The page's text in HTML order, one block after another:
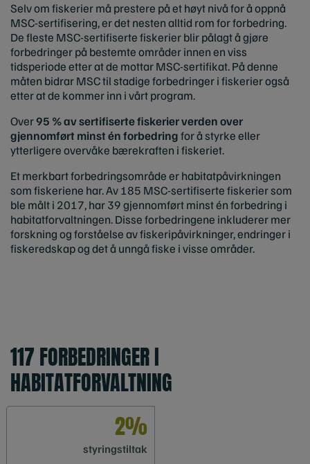
Selv om fiskerier må prestere på et høyt nivå for å oppnå
MSC-sertifisering, er det nesten alltid rom for forbedring.
De fleste MSC-sertifiserte fiskerier blir pålagt å gjøre
forbedringer på bestemte områder innen en viss
tidsperiode etter at de mottar MSC-sertifikat. På denne
måten bidrar MSC til stadige forbedringer i fiskerier også
etter at de kommer inn i vårt program.
Over95 % av sertifiserte fiskerier verden over
gjennomført minst én forbedringfor å styrke eller
ytterligere overvåke bærekraften i fiskeriet.
Et merkbart forbedringsområde er habitatpåvirkningen
som fiskeriene har. Av 185 MSC-sertifiserte fiskerier som
ble målt i 2017, har 39 gjennomført minst én forbedring i
habitatforvaltningen. Disse forbedringene inkluderer mer
forskning og forståelse av fiskeripåvirkninger, endringer i
fiskeredskap og det å unngå fiske i visse områder.
117 FORBEDRINGER I
HABITATFORVALTNING
2%
styringstiltak